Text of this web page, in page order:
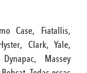
Case, Fiatallis,
Clark, Yale,
Massey